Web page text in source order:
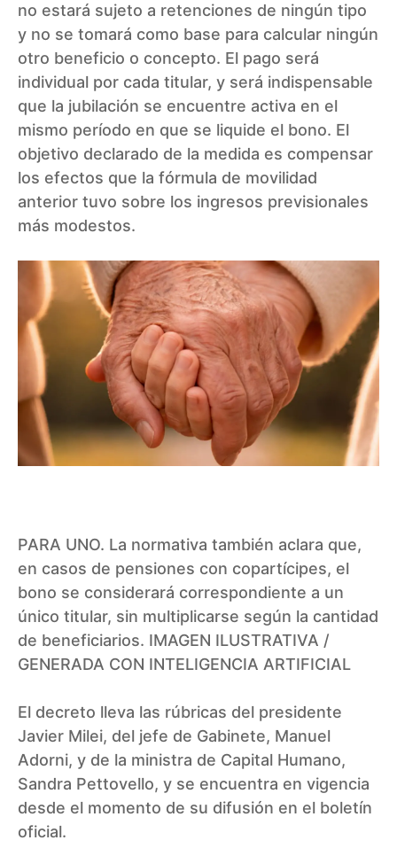
no estará sujeto a retenciones de ningún tipo
y no se tomará como base para calcular ningún
otro beneficio o concepto. El pago será
individual por cada titular, y será indispensable
que la jubilación se encuentre activa en el
mismo período en que se liquide el bono. El
objetivo declarado de la medida es compensar
los efectos que la fórmula de movilidad
anterior tuvo sobre los ingresos previsionales
más modestos.
PARA UNO. La normativa también aclara que,
en casos de pensiones con copartícipes, el
bono se considerará correspondiente a un
único titular, sin multiplicarse según la cantidad
de beneficiarios. IMAGEN ILUSTRATIVA /
GENERADA CON INTELIGENCIA ARTIFICIAL
El decreto lleva las rúbricas del presidente
Javier Milei, del jefe de Gabinete, Manuel
Adorni, y de la ministra de Capital Humano,
Sandra Pettovello, y se encuentra en vigencia
desde el momento de su difusión en el boletín
oficial.